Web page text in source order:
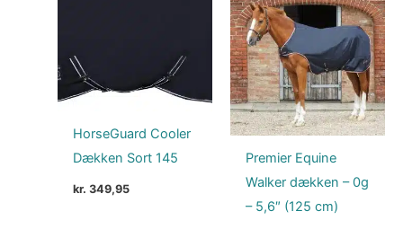
HorseGuard Cooler
Dækken Sort 145
kr. 349,95
Premier Equine
Walker dækken – 0g
– 5,6″ (125 cm)
var:
kr. 999,00.
er:
kr.